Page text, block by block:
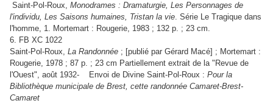
Saint-Pol-Roux, Monodrames : Dramaturgie, Les Personnages de
l'individu, Les Saisons humaines, Tristan la vie. Série Le Tragique dans
l'homme, 1. Mortemart : Rougerie, 1983 ; 132 p. ; 23 cm.
6. FB XC 1022
Saint-Pol-Roux, La Randonnée ; [publié par Gérard Macé] ; Mortemart :
Rougerie, 1978 ; 87 p. ; 23 cm Partiellement extrait de la "Revue de
l'Ouest", août 1932- Envoi de Divine Saint-Pol-Roux : Pour la
Bibliothèque municipale de Brest, cette randonnée Camaret-Brest-
Camaret